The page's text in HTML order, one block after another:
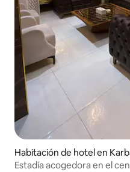
Habitación de hotel en
Estadía acogedora en el